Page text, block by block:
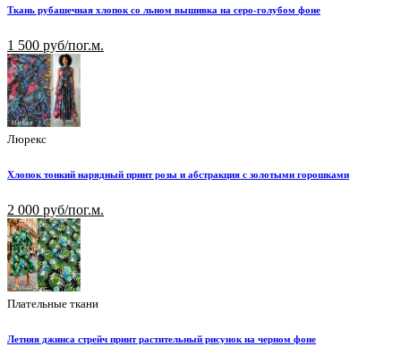
Ткань рубашечная хлопок со льном вышивка на серо-голубом фоне
1 500 руб/пог.м.
Люрекс
Хлопок тонкий нарядный принт розы и абстракция с золотыми горошками
2 000 руб/пог.м.
Плательные ткани
Летняя джинса стрейч принт растительный рисунок на черном фоне